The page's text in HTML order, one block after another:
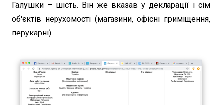
Галушки – шість. Він же вказав у декларації і сім
об'єктів нерухомості (магазини, офісні приміщення,
перукарні).